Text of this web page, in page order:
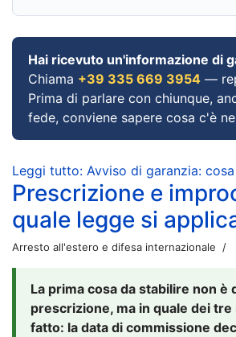
Hai ricevuto un'informazione di
Chiama +39 335 669 3954 —
Prima di parlare con chiunque,
fede, conviene sapere cosa c'è
Leggi tutto: Avviso di garanzia:
Prescrizione e
quale legge si
Arresto all'estero e difesa internazionale
La prima cosa da stabilire non è
prescrizione, ma in quale dei
fatto: la data di commissione